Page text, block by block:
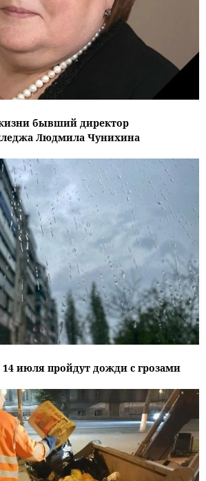
бывший директор
Людмила Чунихина
14 июля пройдут дожди с грозами